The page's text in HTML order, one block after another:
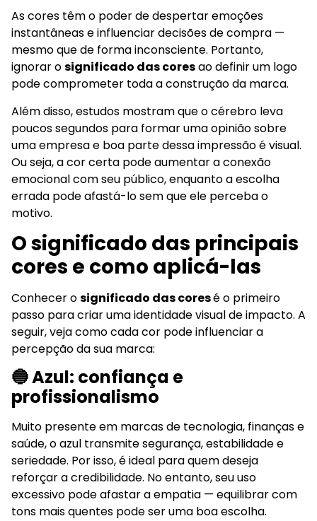
As cores têm o poder de despertar emoções
instantâneas e influenciar decisões de compra —
mesmo que de forma inconsciente. Portanto,
ignorar osignificado das coresao definir um logo
pode comprometer toda a construção da marca.
Além disso, estudos mostram que o cérebro leva
poucos segundos para formar uma opinião sobre
uma empresa e boa parte dessa impressão é visual.
Ou seja, a cor certa pode aumentar a conexão
emocional com seu público, enquanto a escolha
errada pode afastá-lo sem que ele perceba o
motivo.
O significado das principais
cores e como aplicá-las
Conhecer osignificado das coresé o primeiro
passo para criar uma identidade visual de impacto. A
seguir, veja como cada cor pode influenciar a
percepção da sua marca:
🔵 Azul: confiança e
profissionalismo
Muito presente em marcas de tecnologia, finanças e
saúde, o azul transmite segurança, estabilidade e
seriedade. Por isso, é ideal para quem deseja
reforçar a credibilidade. No entanto, seu uso
excessivo pode afastar a empatia — equilibrar com
tons mais quentes pode ser uma boa escolha.